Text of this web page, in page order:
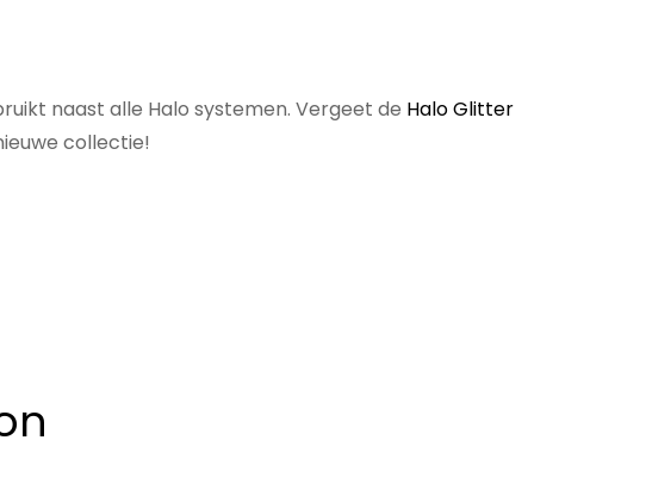
naast alle Halo systemen. Vergeet de Halo Glitter
collectie!